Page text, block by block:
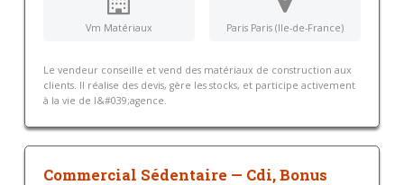
Vm Matériaux Paris Paris (Ile-de-France)
Le vendeur conseille et vend des matériaux de construction aux
clients. Il réalise des devis, gère les stocks, et participe activement
à la vie de l&#039;agence.
Commercial Sédentaire — Cdi, Bonus